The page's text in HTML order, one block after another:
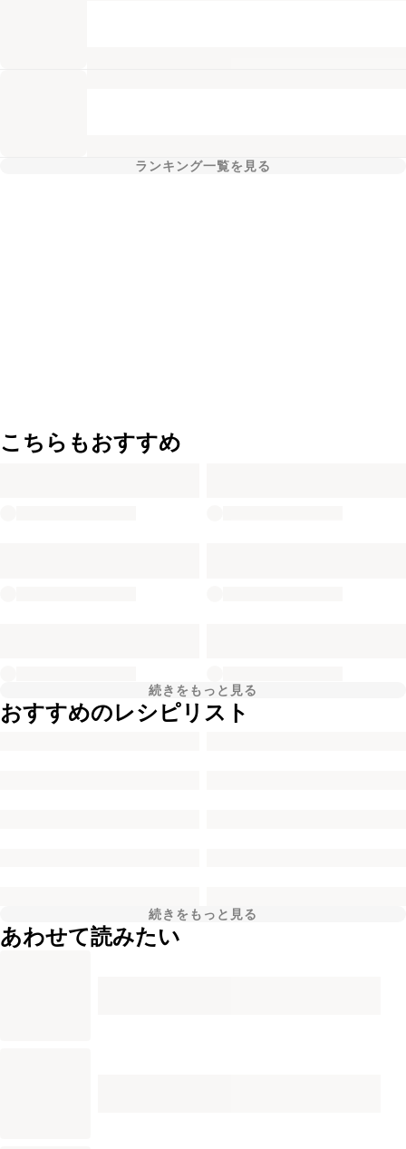
ランキング一覧を見る
こちらもおすすめ
続きをもっと見る
おすすめのレシピリスト
続きをもっと見る
あわせて読みたい